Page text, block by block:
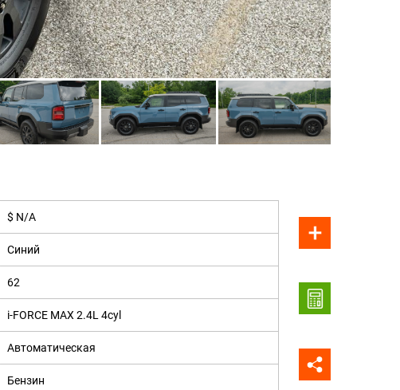
$ N/A
Синий
62
i-FORCE MAX 2.4L 4cyl
Автоматическая
Бензин